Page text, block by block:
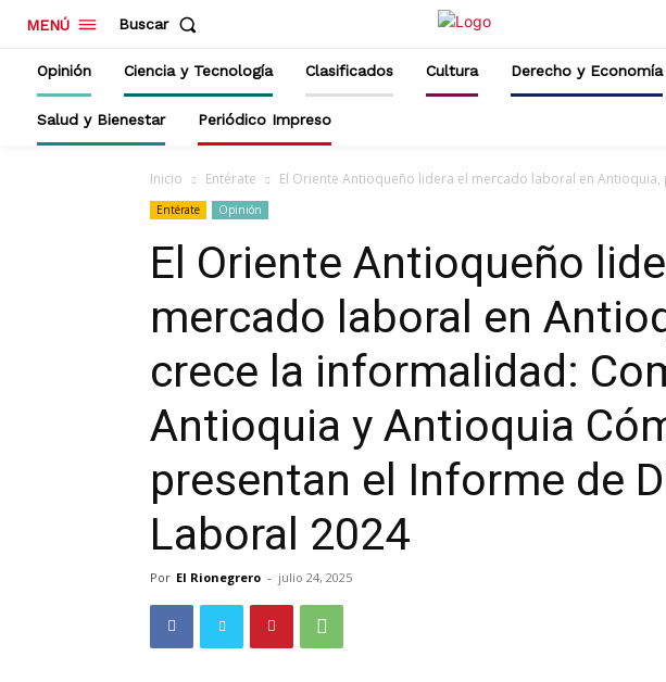
MENÚ Buscar
Opinión Ciencia y Tecnología Clasificados Cultura Derecho y Economía
Salud y Bienestar Periódico Impreso
Inicio Entérate El Oriente Antioqueño lidera el mercado laboral en Antioquia,
Entérate Opinión
El Oriente Antioqueño
mercado laboral en
crece la informalidad:
Antioquia y Antioquia
presentan el Informe de
Laboral 2024
Por El Rionegrero - julio 24, 2025